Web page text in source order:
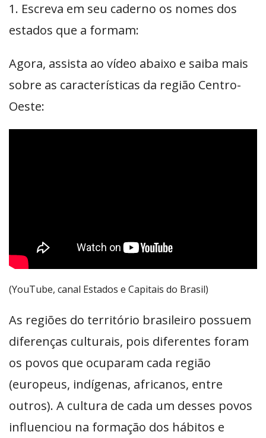
1. Escreva em seu caderno os nomes dos
estados que a formam:
Agora, assista ao vídeo abaixo e saiba mais
sobre as características da região Centro-
Oeste:
(YouTube, canal Estados e Capitais do Brasil)
As regiões do território brasileiro possuem
diferenças culturais, pois diferentes foram
os povos que ocuparam cada região
(europeus, indígenas, africanos, entre
outros). A cultura de cada um desses povos
influenciou na formação dos hábitos e